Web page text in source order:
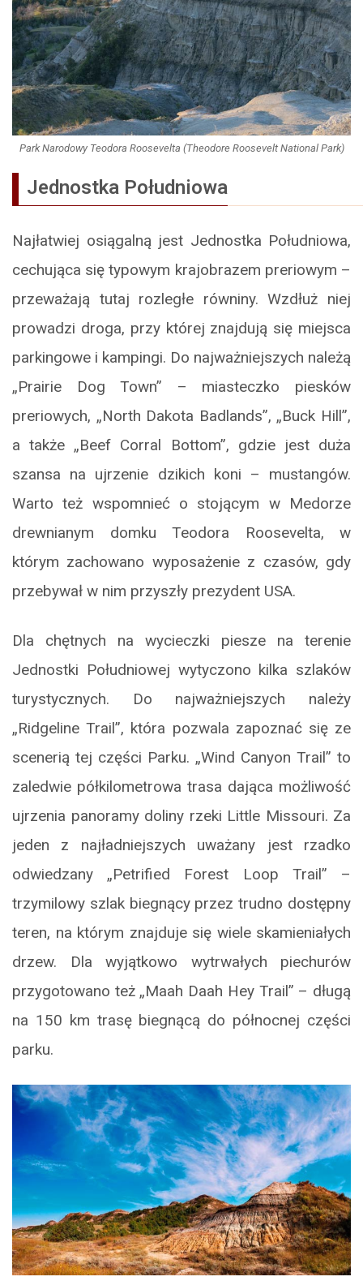
Park Narodowy Teodora Roosevelta (Theodore Roosevelt National Park)
Jednostka Południowa
Najłatwiej osiągalną jest Jednostka Południowa,
cechująca się typowym krajobrazem preriowym –
przeważają tutaj rozległe równiny. Wzdłuż niej
prowadzi droga, przy której znajdują się miejsca
parkingowe i kampingi. Do najważniejszych należą
„Prairie Dog Town” – miasteczko piesków
preriowych, „North Dakota Badlands”, „Buck Hill”,
a także „Beef Corral Bottom”, gdzie jest duża
szansa na ujrzenie dzikich koni – mustangów.
Warto też wspomnieć o stojącym w Medorze
drewnianym domku Teodora Roosevelta, w
którym zachowano wyposażenie z czasów, gdy
przebywał w nim przyszły prezydent USA.
Dla chętnych na wycieczki piesze na terenie
Jednostki Południowej wytyczono kilka szlaków
turystycznych. Do najważniejszych należy
„Ridgeline Trail”, która pozwala zapoznać się ze
scenerią tej części Parku. „Wind Canyon Trail” to
zaledwie półkilometrowa trasa dająca możliwość
ujrzenia panoramy doliny rzeki Little Missouri. Za
jeden z najładniejszych uważany jest rzadko
odwiedzany „Petrified Forest Loop Trail” –
trzymilowy szlak biegnący przez trudno dostępny
teren, na którym znajduje się wiele skamieniałych
drzew. Dla wyjątkowo wytrwałych piechurów
przygotowano też „Maah Daah Hey Trail” – długą
na 150 km trasę biegnącą do północnej części
parku.